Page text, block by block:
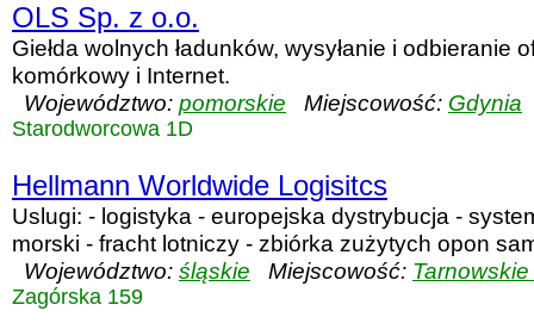
OLS Sp. z o.o.
Giełda wolnych ładunków, wysyłanie i odbieranie
komórkowy i Internet.
Województwo: pomorskie Miejscowość: Gdynia
Starodworcowa 1D
Hellmann Worldwide Logisitcs
Uslugi: - logistyka - europejska dystrybucja -
morski - fracht lotniczy - zbiórka zużytych opon
Województwo: śląskie Miejscowość:
Zagórska 159